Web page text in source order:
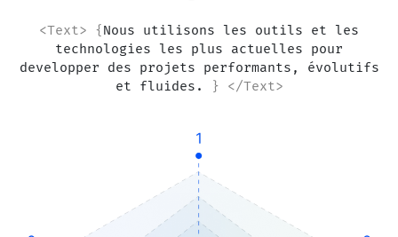
<Text> {Nous utilisons les outils et les
technologies les plus actuelles pour
developper des projets performants, évolutifs
et fluides.
} </Text>